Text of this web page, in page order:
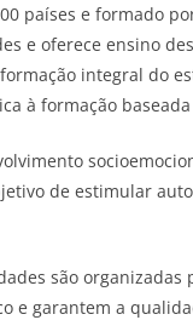
países e formado
e oferece ensino
integral do
à formação
de estimular
são
e garantem a